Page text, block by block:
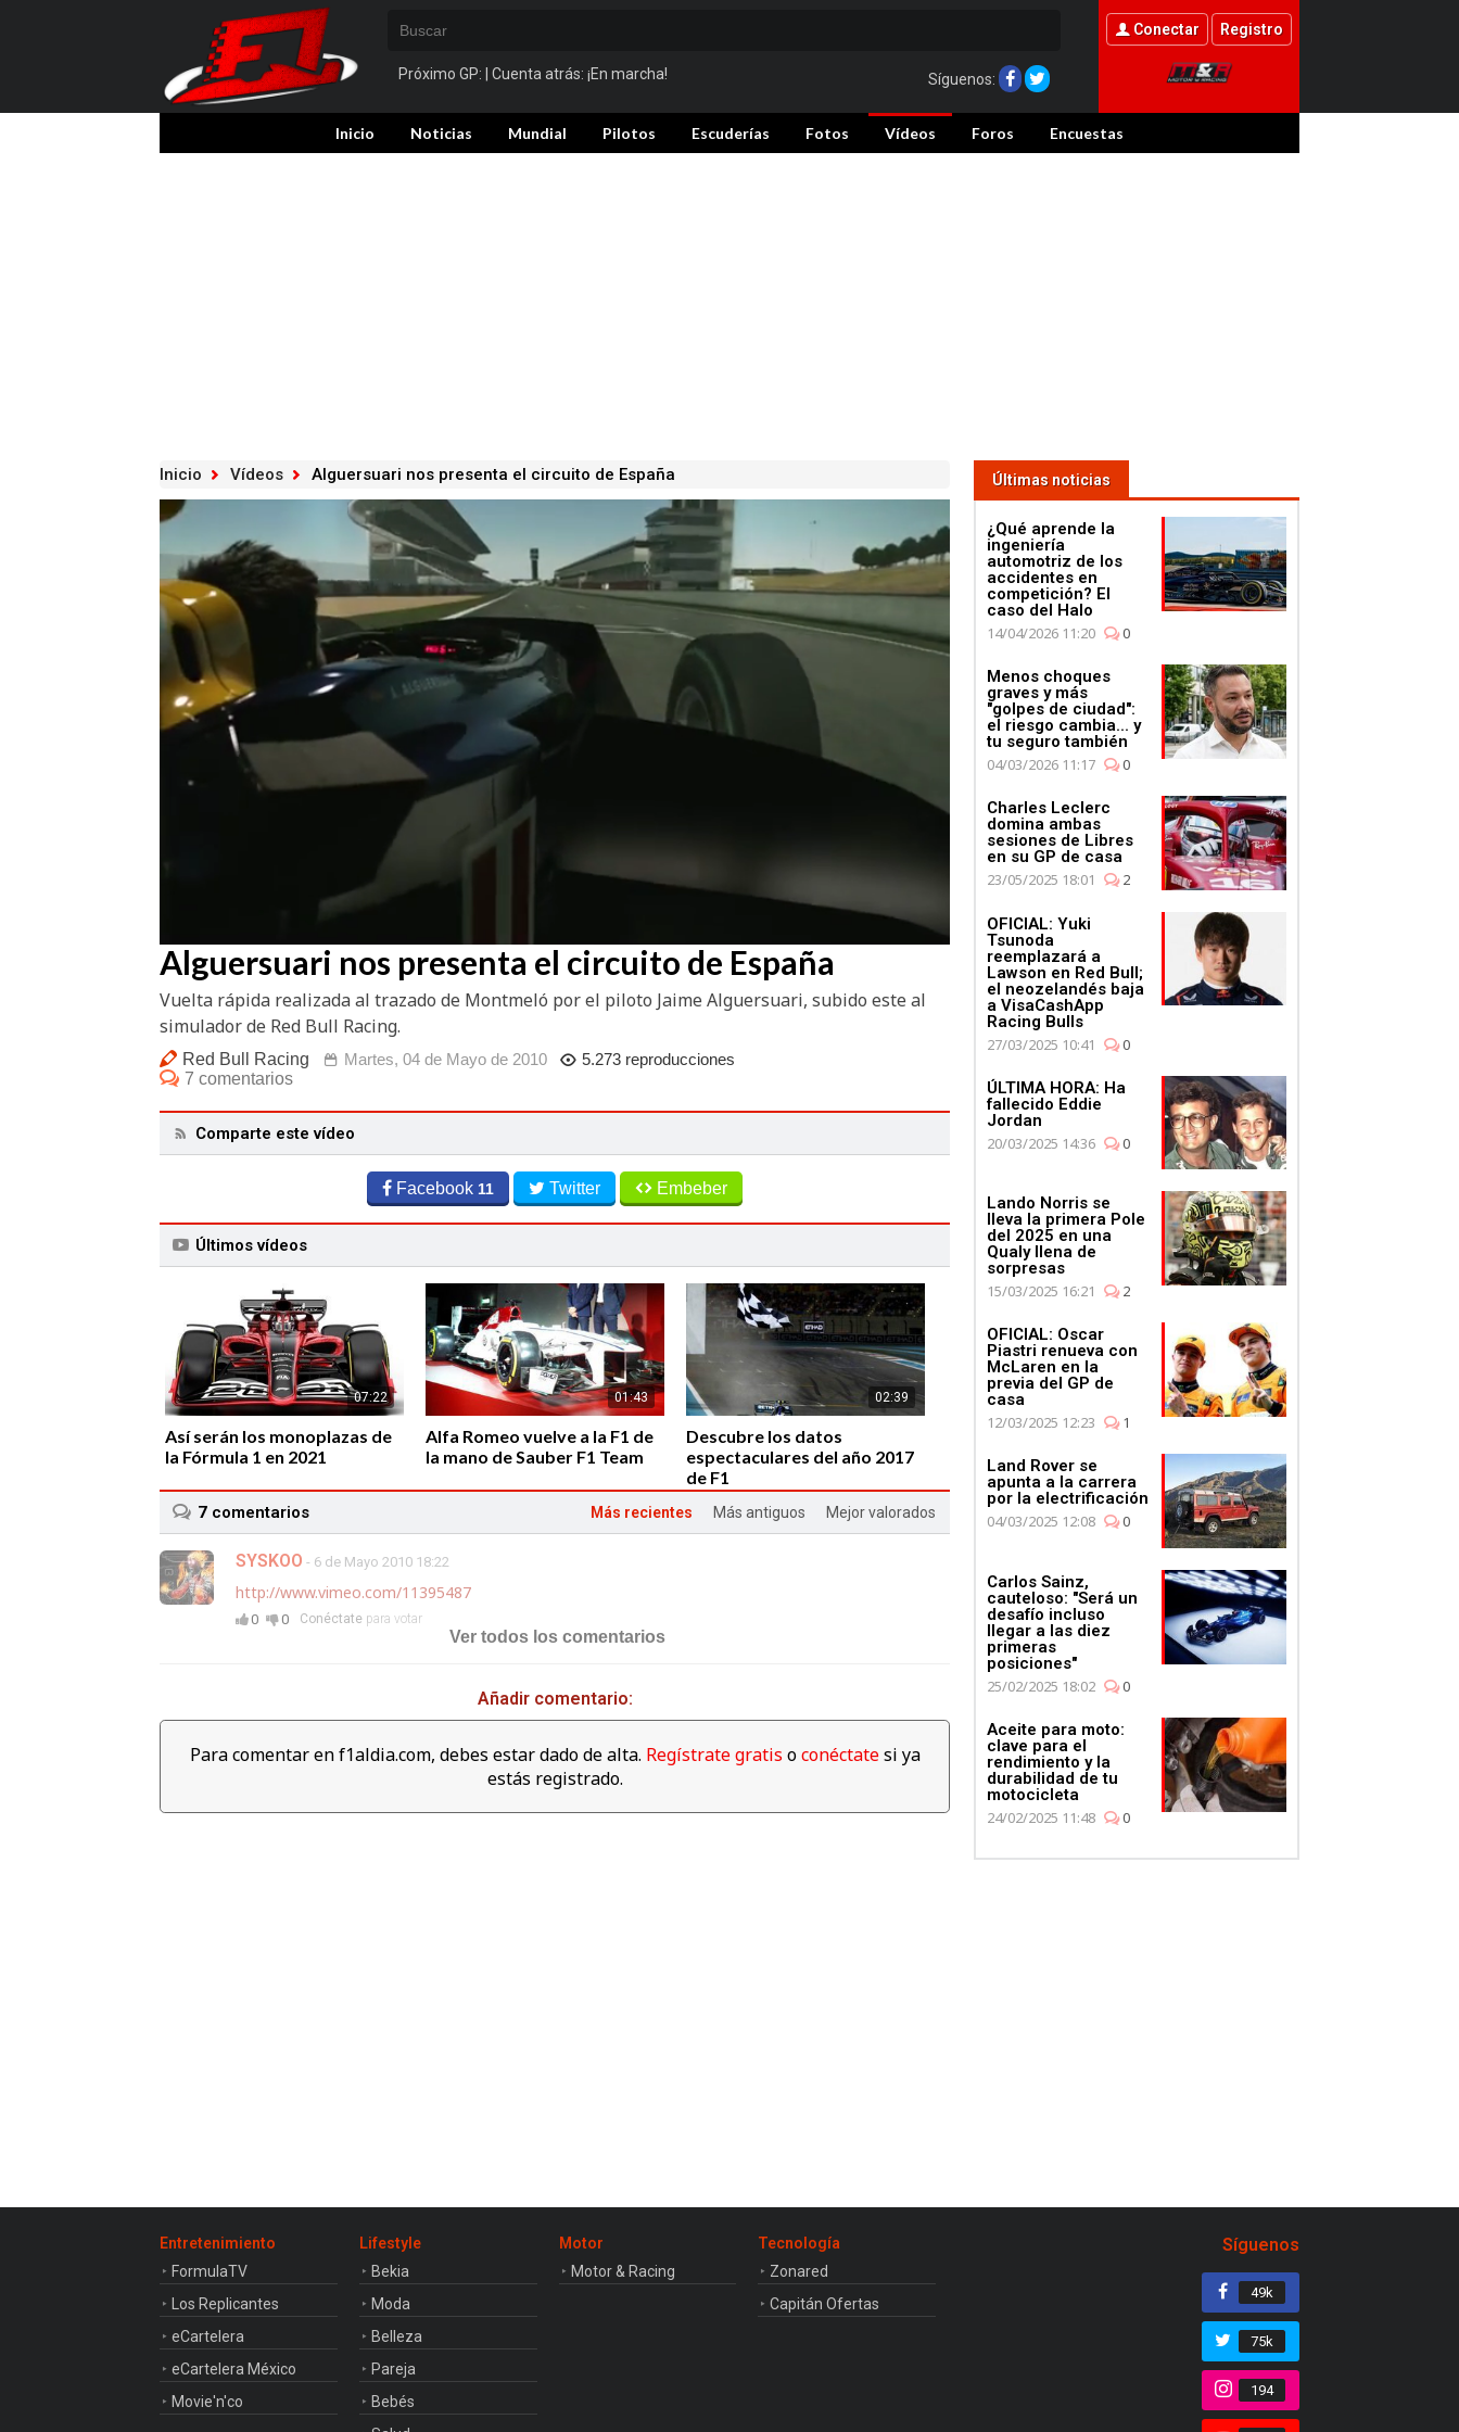
Próximo GP: | Cuenta atrás: ¡En marcha! Síguenos:
Conectar Registro
Inicio Noticias Mundial Pilotos Escuderías Fotos Vídeos Foros Encuestas
Inicio Vídeos Alguersuari nos presenta el circuito de España
100.00%
Alguersuari nos presenta el circuito de España
Vuelta rápida realizada al trazado de Montmeló por el piloto Jaime Alguersuari, subido este al
simulador de Red Bull Racing.
Red Bull Racing Martes, 04 de Mayo de 2010 5.273 reproducciones
7 comentarios
Comparte este vídeo
Facebook 11 Twitter Embeber
Últimos vídeos
07:22
Así serán los monoplazas de
la Fórmula 1 en 2021
01:43
Alfa Romeo vuelve a la F1 de
la mano de Sauber F1 Team
02:39
Descubre los datos
espectaculares del año 2017
de F1
06:04
Campeonato en la fábrica de
Petronas
7 comentarios Más recientes Más antiguos Mejor valorados
SYSKOO - 6 de Mayo 2010 18:22
http://www.vimeo.com/11395487
0 0 Conéctate para votar
Ver todos los comentarios
Añadir comentario:
Para comentar en f1aldia.com, debes estar dado de alta. Regístrate gratis oconéctatesi ya
estás registrado.
Últimas noticias
¿Qué aprende la
ingeniería
automotriz de los
accidentes en
competición? El
caso del Halo
14/04/2026 11:20
0
Menos choques
graves y más
"golpes de ciudad":
el riesgo cambia... y
tu seguro también
04/03/2026 11:17
0
Charles Leclerc
domina ambas
sesiones de Libres
en su GP de casa
23/05/2025 18:01
2
OFICIAL: Yuki
Tsunoda
reemplazará a
Lawson en Red Bull;
el neozelandés baja
a VisaCashApp
Racing Bulls
27/03/2025 10:41
0
ÚLTIMA HORA: Ha
fallecido Eddie
Jordan
20/03/2025 14:36
0
Lando Norris se
lleva la primera Pole
del 2025 en una
Qualy llena de
sorpresas
15/03/2025 16:21
2
OFICIAL: Oscar
Piastri renueva con
McLaren en la
previa del GP de
casa
12/03/2025 12:23
1
Land Rover se
apunta a la carrera
por la electrificación
04/03/2025 12:08
0
Carlos Sainz,
cauteloso: "Será un
desafío incluso
llegar a las diez
primeras
posiciones"
25/02/2025 18:02
0
Aceite para moto:
clave para el
rendimiento y la
durabilidad de tu
motocicleta
24/02/2025 11:48
0
Entretenimiento
FormulaTV
Los Replicantes
eCartelera
eCartelera México
Movie'n'co
Lifestyle
Bekia
Moda
Belleza
Pareja
Bebés
Motor
Motor & Racing
Tecnología
Zonared
Capitán Ofertas
Síguenos
49k
75k
194